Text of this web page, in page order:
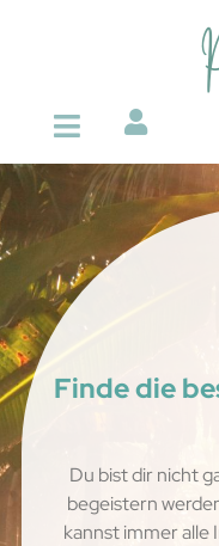
Finde die
Du bist dir nicht
begeistern
kannst immer alle